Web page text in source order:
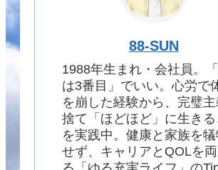
88-SUN
1988年生まれ・会社員。
は3番目」でいい。心労で
を崩した経験から、完璧主
捨て「ほどほど」に生きる
を実践中。健康と家族を
せず、キャリアとQOLを